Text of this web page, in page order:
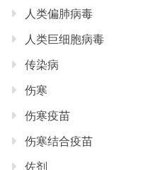
人类偏肺病毒
人类巨细胞病毒
传染病
伤寒
伤寒疫苗
伤寒结合疫苗
佐剂